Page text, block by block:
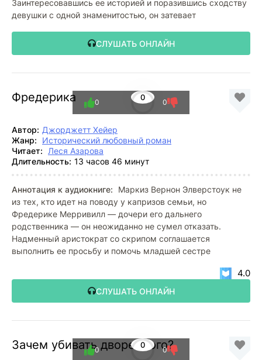
Заинтересовавшись ее историей и поразившись сходству
девушки с одной знаменитостью, он затевает
СЛУШАТЬ ОНЛАЙН
Фредерика 0
0 0
Автор: Джорджетт Хейер
Жанр:
Исторический любовный роман
Читает:
Леся Азарова
Длительность: 13 часов 46 минут
Аннотация к аудиокниге:
Маркиз Вернон Элверстоук не
из тех, кто идет на поводу у капризов семьи, но
Фредерике Мерривилл — дочери его дальнего
родственника — он неожиданно не сумел отказать.
Надменный аристократ со скрипом соглашается
выполнить ее просьбу и помочь младшей сестре
СЛУШАТЬ ОНЛАЙН
4.0
Зачем убивать дворецкого?
0
0 0